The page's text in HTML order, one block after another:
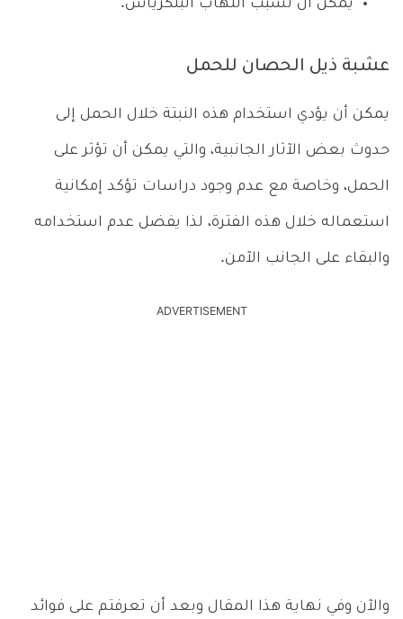
يمكن أن تسبب التهاب البنكرياس.
عشبة ذيل الحصان للحمل
يمكن أن يؤدي استخدام هذه النبتة خلال الحمل إلى
حدوث بعض الآثار الجانبية، والتي يمكن أن تؤثر على
الحمل، وخاصة مع عدم وجود دراسات تؤكد إمكانية
استعماله خلال هذه الفترة، لذا يفضل عدم استخدامه
والبقاء على الجانب الآمن.
ADVERTISEMENT
والآن وفي نهاية هذا المقال وبعد أن تعرفتم على فوائد